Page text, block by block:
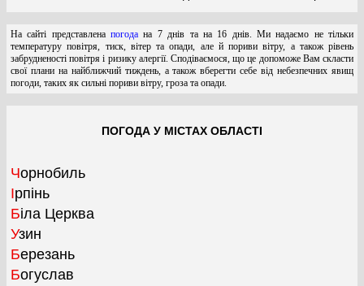
На сайті представленапогода на 7 днів та на 16 днів. Ми надаємо не тільки
температуру повітря, тиск, вітер та опади, але й пориви вітру, а також рівень
забрудненості повітря і ризику алергії. Сподіваємося, що це допоможе Вам скласти
свої плани на найближчий тиждень, а також вберегти себе від небезпечних явищ
погоди, таких як сильні пориви вітру, гроза та опади.
ПОГОДА У МІСТАХ ОБЛАСТІ
Чорнобиль
Ірпінь
Біла Церква
Узин
Березань
Богуслав